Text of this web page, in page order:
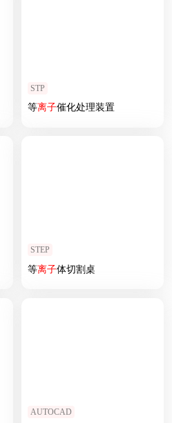
STP
等离子催化处理装置
STEP
等离子体切割桌
AUTOCAD